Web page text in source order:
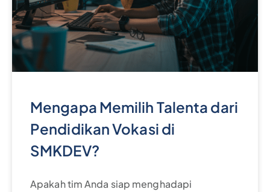
Mengapa Memilih Talenta dari
Pendidikan Vokasi di
SMKDEV?
Apakah tim Anda siap menghadapi